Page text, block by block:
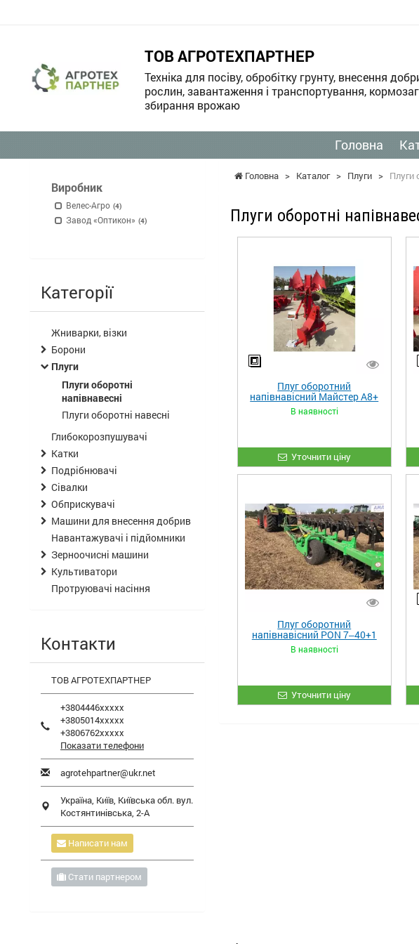
ТОВ АГРОТЕХПАРТНЕР
Техніка для посіву, обробітку грунту, внесення
рослин, завантаження і транспортування,
збирання врожаю
Головна
Головна > Каталог > Плуги > Плуги
Плуги оборотні
Плуг оборотний
напівнавісний Майстер А8+
В наявності
Уточнити ціну
Плуг оборотний
напівнавісний PON 7‒40+1
В наявності
Уточнити ціну
Виробник
Велес-Агро (4)
Завод «Оптикон» (4)
Категорії
Жниварки, візки
Борони
Плуги
Плуги оборотні
напівнавесні
Плуги оборотні навесні
Глибокорозпушувачі
Катки
Подрібнювачі
Сівалки
Обприскувачі
Машини для внесення добрив
Навантажувачі і підйомники
Зерноочисні машини
Культиватори
Протруювачі насіння
Контакти
ТОВ АГРОТЕХПАРТНЕР
+3804446xxxxx
+3805014xxxxx
+3806762xxxxx
Показати телефони
agrotehpartner@ukr.net
Україна, Київ, Київська обл. вул.
Костянтинівська, 2-А
Написати нам
Стати партнером